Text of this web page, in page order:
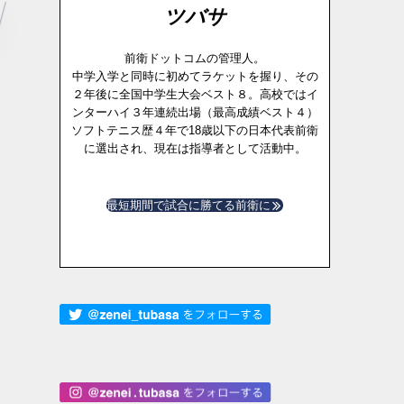
ツバサ
前衛ドットコムの管理人。
中学入学と同時に初めてラケットを握り、その
２年後に全国中学生大会ベスト８。高校ではイ
ンターハイ３年連続出場（最高成績ベスト４）
ソフトテニス歴４年で18歳以下の日本代表前衛
に選出され、現在は指導者として活動中。
最短期間で試合に勝てる前衛に